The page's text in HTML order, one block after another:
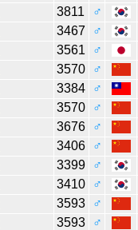
3811
♂
3467
♂
3561
♂
3570
♂
3384
♂
3570
♂
3676
♂
3406
♂
3399
♂
3410
♂
3593
♂
3593
♂